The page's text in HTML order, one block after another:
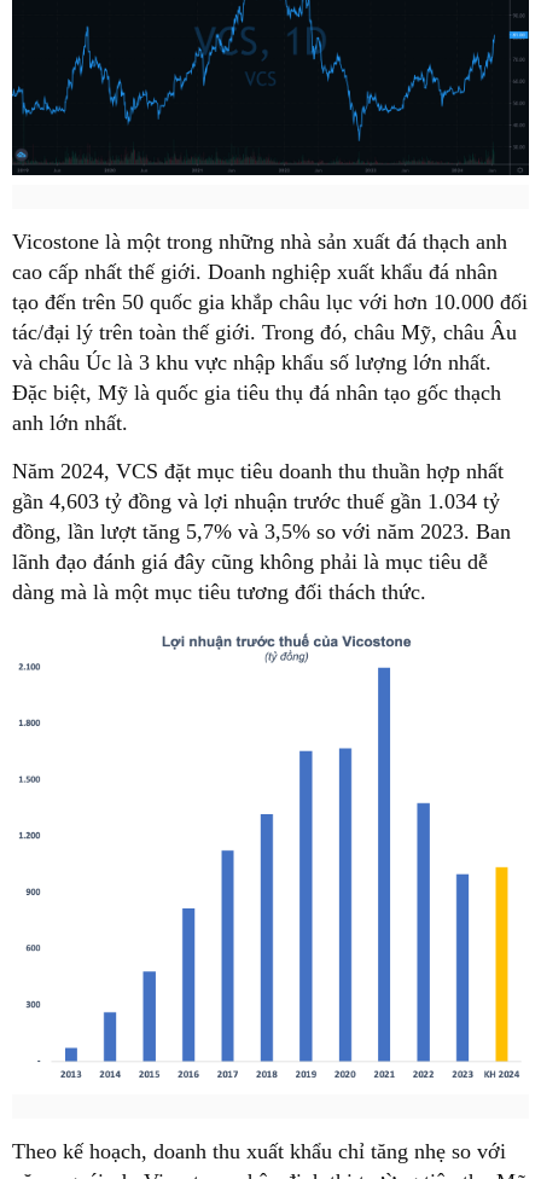
Vicostone là một trong những nhà sản xuất đá thạch anh
cao cấp nhất thế giới. Doanh nghiệp xuất khẩu đá nhân
tạo đến trên 50 quốc gia khắp châu lục với hơn 10.000 đối
tác/đại lý trên toàn thế giới. Trong đó, châu Mỹ, châu Âu
và châu Úc là 3 khu vực nhập khẩu số lượng lớn nhất.
Đặc biệt, Mỹ là quốc gia tiêu thụ đá nhân tạo gốc thạch
anh lớn nhất.
Năm 2024, VCS đặt mục tiêu doanh thu thuần hợp nhất
gần 4,603 tỷ đồng và lợi nhuận trước thuế gần 1.034 tỷ
đồng, lần lượt tăng 5,7% và 3,5% so với năm 2023. Ban
lãnh đạo đánh giá đây cũng không phải là mục tiêu dễ
dàng mà là một mục tiêu tương đối thách thức.
Theo kế hoạch, doanh thu xuất khẩu chỉ tăng nhẹ so với